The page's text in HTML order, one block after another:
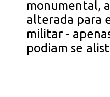
monumental,
alterada para
militar -
podiam se